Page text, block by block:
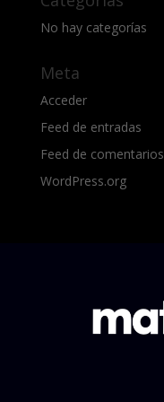
No hay categorías
Meta
Acceder
Feed de entradas
Feed de comentarios
WordPress.org